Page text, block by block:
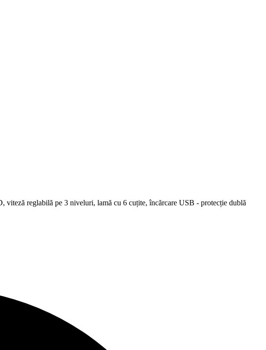
viteză reglabilă pe 3 niveluri, lamă cu 6 cuțite, încărcare USB - protecție dublă